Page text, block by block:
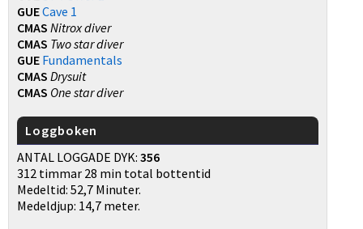
GUECave 1
CMAS Nitrox diver
CMAS Two star diver
GUE Fundamentals
CMAS Drysuit
CMAS One star diver
Loggboken
ANTAL LOGGADE DYK: 356
312 timmar 28 min total bottentid
Medeltid: 52,7 Minuter.
Medeldjup: 14,7 meter.